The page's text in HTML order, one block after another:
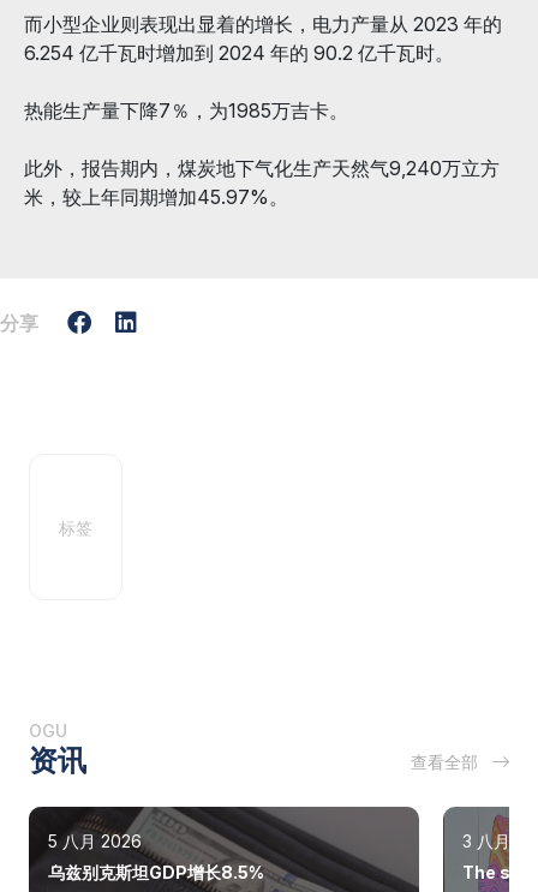
而小型企业则表现出显着的增长，电力产量从 2023 年的
6.254 亿千瓦时增加到 2024 年的 90.2 亿千瓦时。
热能生产量下降7％，为1985万吉卡。
此外，报告期内，煤炭地下气化生产天然气9,240万立方
米，较上年同期增加45.97%。
分享
标签
OGU
资讯 查看全部
5 八月 2026
乌兹别克斯坦GDP增长8.5%
3 八月
The